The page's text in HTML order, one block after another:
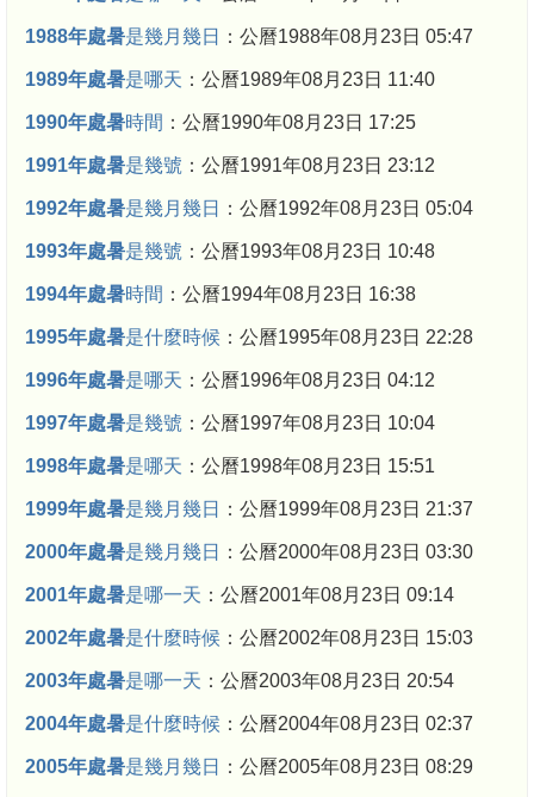
1988年處暑是幾月幾日 ：公曆1988年08月23日 05:47
1989年處暑是哪天 ：公曆1989年08月23日 11:40
1990年處暑時間 ：公曆1990年08月23日 17:25
1991年處暑是幾號 ：公曆1991年08月23日 23:12
1992年處暑是幾月幾日 ：公曆1992年08月23日 05:04
1993年處暑是幾號 ：公曆1993年08月23日 10:48
1994年處暑時間 ：公曆1994年08月23日 16:38
1995年處暑是什麼時候 ：公曆1995年08月23日 22:28
1996年處暑是哪天 ：公曆1996年08月23日 04:12
1997年處暑是幾號 ：公曆1997年08月23日 10:04
1998年處暑是哪天 ：公曆1998年08月23日 15:51
1999年處暑是幾月幾日 ：公曆1999年08月23日 21:37
2000年處暑是幾月幾日 ：公曆2000年08月23日 03:30
2001年處暑是哪一天 ：公曆2001年08月23日 09:14
2002年處暑是什麼時候 ：公曆2002年08月23日 15:03
2003年處暑是哪一天 ：公曆2003年08月23日 20:54
2004年處暑是什麼時候 ：公曆2004年08月23日 02:37
2005年處暑是幾月幾日 ：公曆2005年08月23日 08:29